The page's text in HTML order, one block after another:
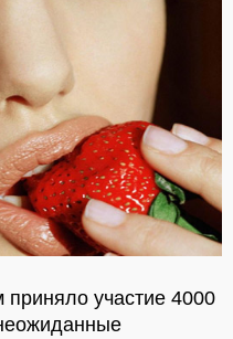
приняло участие 4000